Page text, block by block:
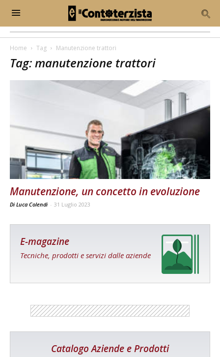
Home Tag Manutenzione trattori
Tag: manutenzione trattori
Manutenzione, un concetto in evoluzione
Di Luca Colendi - 31 Luglio 2023
E-magazine
Tecniche, prodotti e servizi dalle aziende
Catalogo Aziende e Prodotti